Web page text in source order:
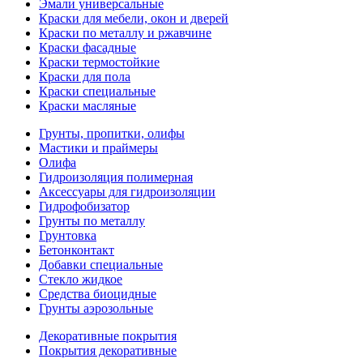
Эмали универсальные
Краски для мебели, окон и дверей
Краски по металлу и ржавчине
Краски фасадные
Краски термостойкие
Краски для пола
Краски специальные
Краски масляные
Грунты, пропитки, олифы
Мастики и праймеры
Олифа
Гидроизоляция полимерная
Аксессуары для гидроизоляции
Гидрофобизатор
Грунты по металлу
Грунтовка
Бетонконтакт
Добавки специальные
Стекло жидкое
Средства биоцидные
Грунты аэрозольные
Декоративные покрытия
Покрытия декоративные